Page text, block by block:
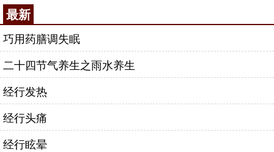
最新
巧用药膳调失眠
二十四节气养生之雨水养生
经行发热
经行头痛
经行眩晕